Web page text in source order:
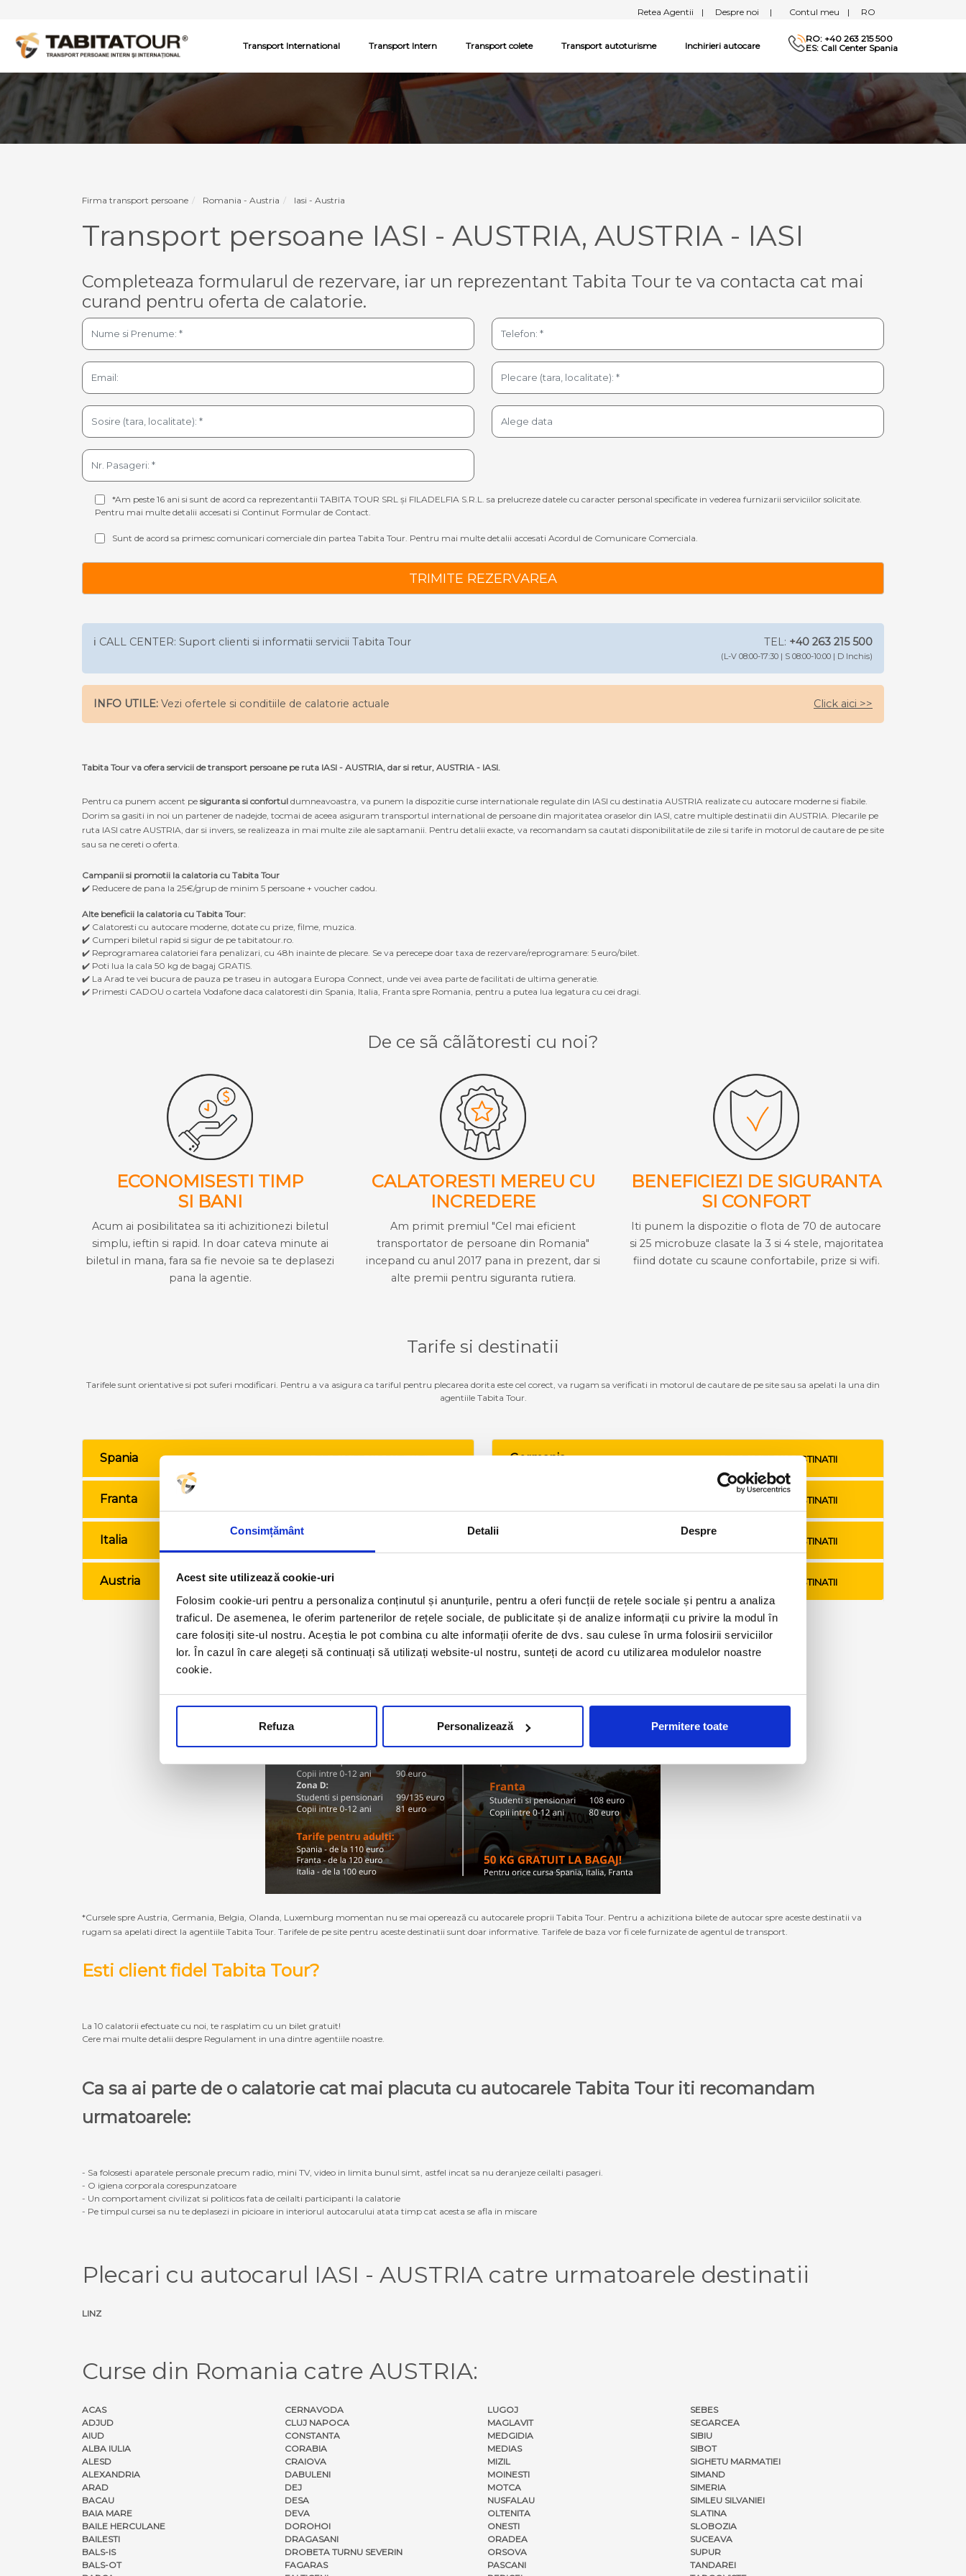
Consimțământ Detalii Despre
Acest site utilizează cookie-uri
Folosim cookie-uri pentru a personaliza conținutul și anunțurile, pentru a oferi funcții de rețele sociale și pentru a analiza
traficul. De asemenea, le oferim partenerilor de rețele sociale, de publicitate și de analize informații cu privire la modul în
care folosiți site-ul nostru. Aceștia le pot combina cu alte informații oferite de dvs. sau culese în urma folosirii serviciilor
lor. În cazul în care alegeți să continuați să utilizați website-ul nostru, sunteți de acord cu utilizarea modulelor noastre
cookie.
Refuza Personalizează Permitere toate
Retea Agentii | Despre noi | Contul meu | RO
Transport International Transport Intern Transport colete Transport autoturisme Inchirieri autocare
RO: +40 263 215 500
ES: Call Center Spania
Firma transport persoane Romania - Austria Iasi - Austria
Transport persoane IASI - AUSTRIA, AUSTRIA - IASI
Completeaza formularul de rezervare, iar un reprezentant Tabita Tour te va contacta cat mai
curand pentru oferta de calatorie.
*Am peste 16 ani si sunt de acord ca reprezentantii TABITA TOUR SRL și FILADELFIA S.R.L. sa prelucreze datele cu caracter personal specificate in vederea furnizarii serviciilor solicitate.
Pentru mai multe detalii accesati si Continut Formular de Contact.
Sunt de acord sa primesc comunicari comerciale din partea Tabita Tour. Pentru mai multe detalii accesati Acordul de Comunicare Comerciala.
TRIMITE REZERVAREA
ℹ️ CALL CENTER: Suport clienti si informatii servicii Tabita Tour TEL: +40 263 215 500
(L-V 08:00-17:30 | S 08:00-10:00 | D Inchis)
INFO UTILE: Vezi ofertele si conditiile de calatorie actuale Click aici >>
Tabita Tour va ofera servicii de transport persoane pe ruta IASI - AUSTRIA, dar si retur, AUSTRIA - IASI.
Pentru ca punem accent pe siguranta si confortul dumneavoastra, va punem la dispozitie curse internationale regulate din IASI cu destinatia AUSTRIA realizate cu autocare moderne si fiabile.
Dorim sa gasiti in noi un partener de nadejde, tocmai de aceea asiguram transportul international de persoane din majoritatea oraselor din IASI, catre multiple destinatii din AUSTRIA. Plecarile pe
ruta IASI catre AUSTRIA, dar si invers, se realizeaza in mai multe zile ale saptamanii. Pentru detalii exacte, va recomandam sa cautati disponibilitatile de zile si tarife in motorul de cautare de pe site
sau sa ne cereti o oferta.
Campanii si promotii la calatoria cu Tabita Tour
✔️ Reducere de pana la 25€/grup de minim 5 persoane + voucher cadou.
Alte beneficii la calatoria cu Tabita Tour:
✔️ Calatoresti cu autocare moderne, dotate cu prize, filme, muzica.
✔️ Cumperi biletul rapid si sigur de pe tabitatour.ro.
✔️ Reprogramarea calatoriei fara penalizari, cu 48h inainte de plecare. Se va perecepe doar taxa de rezervare/reprogramare: 5 euro/bilet.
✔️ Poti lua la cala 50 kg de bagaj GRATIS.
✔️ La Arad te vei bucura de pauza pe traseu in autogara Europa Connect, unde vei avea parte de facilitati de ultima generatie.
✔️ Primesti CADOU o cartela Vodafone daca calatoresti din Spania, Italia, Franta spre Romania, pentru a putea lua legatura cu cei dragi.
De ce sã cãlãtoresti cu noi?
ECONOMISESTI TIMP
SI BANI
Acum ai posibilitatea sa iti achizitionezi biletul
simplu, ieftin si rapid. In doar cateva minute ai
biletul in mana, fara sa fie nevoie sa te deplasezi
pana la agentie.
CALATORESTI MEREU CU
INCREDERE
Am primit premiul "Cel mai eficient
transportator de persoane din Romania"
incepand cu anul 2017 pana in prezent, dar si
alte premii pentru siguranta rutiera.
BENEFICIEZI DE SIGURANTA
SI CONFORT
Iti punem la dispozitie o flota de 70 de autocare
si 25 microbuze clasate la 3 si 4 stele, majoritatea
fiind dotate cu scaune confortabile, prize si wifi.
Tarife si destinatii
Tarifele sunt orientative si pot suferi modificari. Pentru a va asigura ca tariful pentru plecarea dorita este cel corect, va rugam sa verificati in motorul de cautare de pe site sau sa apelati la una din
agentiile Tabita Tour.
Spania
Franta
Italia
Austria VEZI TARIFE SI DESTINATII
Germania VEZI TARIFE SI DESTINATII
VEZI TARIFE SI DESTINATII
VEZI TARIFE SI DESTINATII
VEZI TARIFE SI DESTINATII
Conditii de calatorie si bagaje
*Cursele spre Austria, Germania, Belgia, Olanda, Luxemburg momentan nu se mai operează cu autocarele proprii Tabita Tour. Pentru a achizitiona bilete de autocar spre aceste destinatii va
rugam sa apelati direct la agentiile Tabita Tour. Tarifele de pe site pentru aceste destinatii sunt doar informative. Tarifele de baza vor fi cele furnizate de agentul de transport.
Esti client fidel Tabita Tour?
La 10 calatorii efectuate cu noi, te rasplatim cu un bilet gratuit!
Cere mai multe detalii despre Regulament in una dintre agentiile noastre.
Ca sa ai parte de o calatorie cat mai placuta cu autocarele Tabita Tour iti recomandam
urmatoarele:
- Sa folosesti aparatele personale precum radio, mini TV, video in limita bunul simt, astfel incat sa nu deranjeze ceilalti pasageri.
- O igiena corporala corespunzatoare
- Un comportament civilizat si politicos fata de ceilalti participanti la calatorie
- Pe timpul cursei sa nu te deplasezi in picioare in interiorul autocarului atata timp cat acesta se afla in miscare
Plecari cu autocarul IASI - AUSTRIA catre urmatoarele destinatii
LINZ
Curse din Romania catre AUSTRIA:
ACAS
ADJUD
AIUD
ALBA IULIA
ALESD
ALEXANDRIA
ARAD
BACAU
BAIA MARE
BAILE HERCULANE
BAILESTI
BALS-IS
BALS-OT
CERNAVODA
CLUJ NAPOCA
CONSTANTA
CORABIA
CRAIOVA
DABULENI
DEJ
DESA
DEVA
DOROHOI
DRAGASANI
DROBETA TURNU SEVERIN
FAGARAS
LUGOJ
MAGLAVIT
MEDGIDIA
MEDIAS
MIZIL
MOINESTI
MOTCA
NUSFALAU
OLTENITA
ONESTI
ORADEA
ORSOVA
PASCANI
SEBES
SEGARCEA
SIBIU
SIBOT
SIGHETU MARMATIEI
SIMAND
SIMERIA
SIMLEU SILVANIEI
SLATINA
SLOBOZIA
SUCEAVA
SUPUR
TANDAREI